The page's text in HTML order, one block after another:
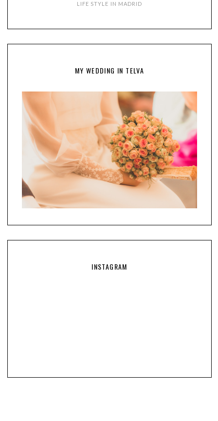
LIFE STYLE IN MADRID
MY WEDDING IN TELVA
INSTAGRAM